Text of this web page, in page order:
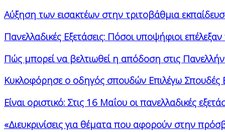
Αύξηση των εισακτέων στην τριτοβάθμια
Πανελλαδικές Εξετάσεις: Πόσοι υποψήφιοι
Πώς μπορεί να βελτιωθεί η απόδοση στις
Κυκλοφόρησε ο οδηγός σπουδών Επιλέγω Σπουδές
Είναι οριστικό: Στις 16 Μαΐου οι πανελλαδικές
«Διευκρινίσεις για θέματα που αφορούν στην